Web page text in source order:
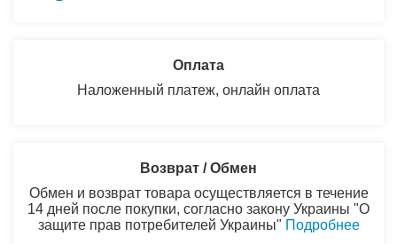
Оплата
Наложенный платеж, онлайн оплата
Возврат / Обмен
Обмен и возврат товара осуществляется в течение
14 дней после покупки, согласно закону Украины "О
защите прав потребителей Украины" Подробнее